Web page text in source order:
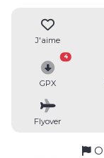
J'aime
GPX
4
Flyover